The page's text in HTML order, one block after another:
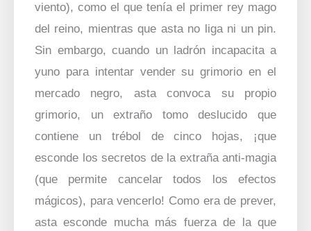
viento), como el que tenía el primer rey mago
del reino, mientras que asta no liga ni un pin.
Sin embargo, cuando un ladrón incapacita a
yuno para intentar vender su grimorio en el
mercado negro, asta convoca su propio
grimorio, un extraño tomo deslucido que
contiene un trébol de cinco hojas, ¡que
esconde los secretos de la extraña anti-magia
(que permite cancelar todos los efectos
mágicos), para vencerlo! Como era de prever,
asta esconde mucha más fuerza de la que